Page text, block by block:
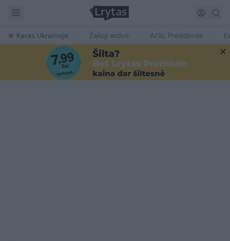
Karas Ukrainoje Žalioji erdvė Ačiū, Prezidente